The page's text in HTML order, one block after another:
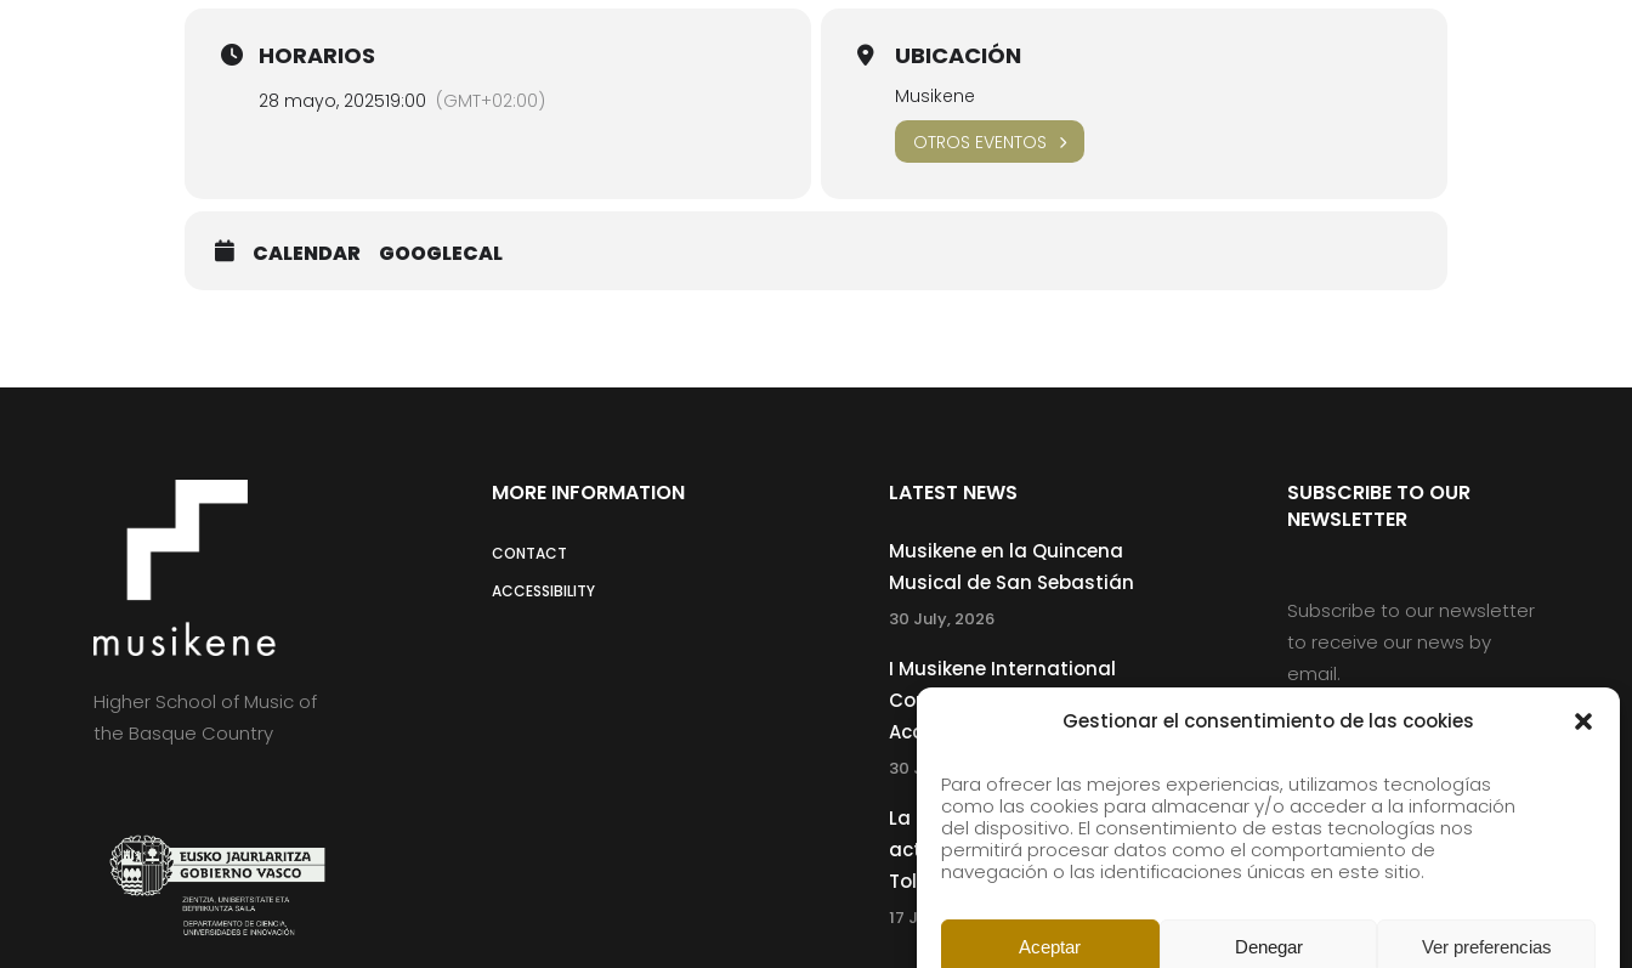
Gestionar el consentimiento de las cookies
Para ofrecer las mejores experiencias, utilizamos tecnologías
como las cookies para almacenar y/o acceder a la información
del dispositivo. El consentimiento de estas tecnologías nos
permitirá procesar datos como el comportamiento de
navegación o las identificaciones únicas en este sitio.
Aceptar Denegar Ver preferencias
HORARIOS
28 mayo, 202519:00 (GMT+02:00)
UBICACIÓN
Musikene
OTROS EVENTOS
CALENDAR GOOGLECAL
Higher School of Music of
the Basque Country
MORE INFORMATION
CONTACT
ACCESSIBILITY
LATEST NEWS
Musikene en la Quincena
Musical de San Sebastián
30 July, 2026
I Musikene International
Competition for Young
Accordionists
30 July, 2026
La Musikene Big Band
actuará junto a Charles
Tolliver en el 61 Jazzaldia
17 July, 2026
SUBSCRIBE TO OUR
NEWSLETTER
Subscribe to our newsletter
to receive our news by
email.